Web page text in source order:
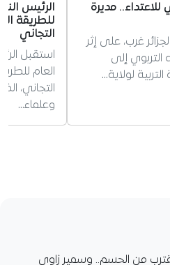
مديرة
غرب، على إثر
إلى
لولاية…
الرئيس
للطريقة
التجاني
استقبل
العام
التجاني،
وعلماء…
من الحسم.. وسمير زاوي